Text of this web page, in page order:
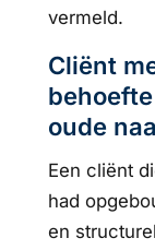
vermeld.
Cliënt
oude
Een cliënt
had
en